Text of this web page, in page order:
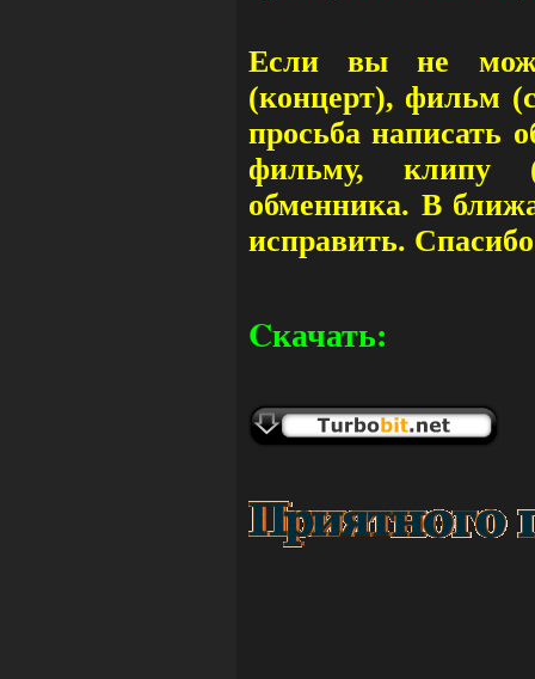
Если вы не
(концерт), фильм
просьба написать
фильму, клипу
обменника. В
исправить.
Cкачать: